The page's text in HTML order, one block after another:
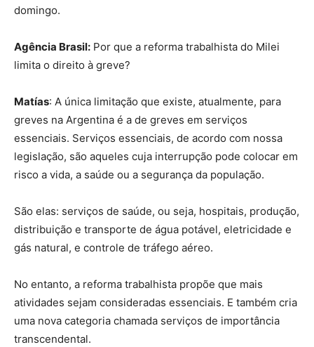
domingo.
Agência Brasil: Por que a reforma trabalhista do Milei
limita o direito à greve?
Matías: A única limitação que existe, atualmente, para
greves na Argentina é a de greves em serviços
essenciais. Serviços essenciais, de acordo com nossa
legislação, são aqueles cuja interrupção pode colocar em
risco a vida, a saúde ou a segurança da população.
São elas: serviços de saúde, ou seja, hospitais, produção,
distribuição e transporte de água potável, eletricidade e
gás natural, e controle de tráfego aéreo.
No entanto, a reforma trabalhista propõe que mais
atividades sejam consideradas essenciais. E também cria
uma nova categoria chamada serviços de importância
transcendental.